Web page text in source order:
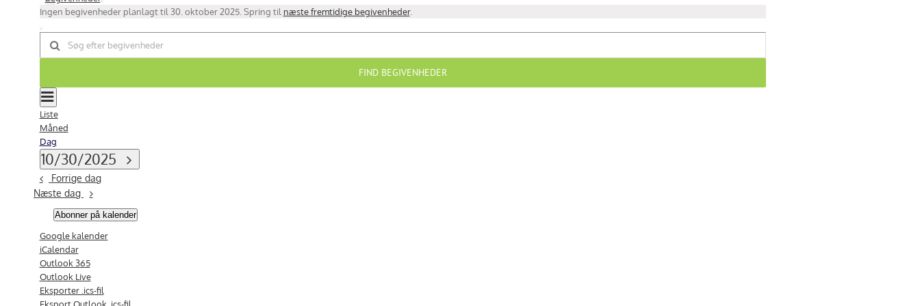
Notice
Ingen begivenheder planlagt til 30. oktober 2025. Spring til næste fremtidige begivenheder.
Begivenheder
Søgning
visninger
Navigation
Søg
efter
begivenheder
nøgleord.
Begivenheder
på
nøgleord.
FIND BEGIVENHEDER
Begivenhed
Visninger
Navigation
Dag
Liste
Måned
Dag
10/30/2025
Forrige dag
Næste dag
Abonner på kalender
Google kalender
iCalendar
Outlook 365
Outlook Live
Eksporter .ics-fil